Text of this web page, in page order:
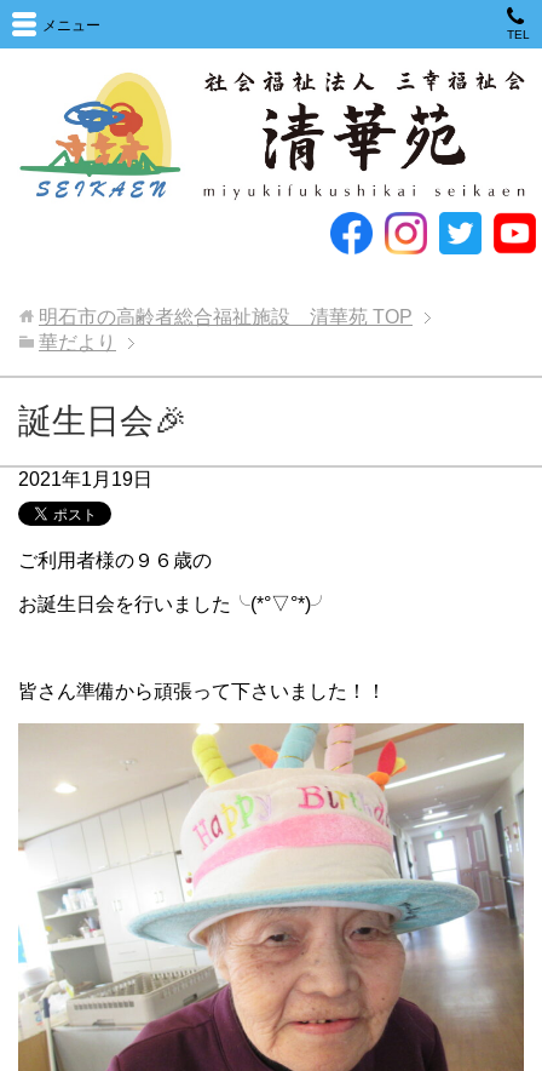
メニュー
TEL
明石市の高齢者総合福祉施設 清華苑 TOP
華だより
誕生日会🎉
2021年1月19日
ご利用者様の９６歳の
お誕生日会を行いました╰(*°▽°*)╯
皆さん準備から頑張って下さいました！！